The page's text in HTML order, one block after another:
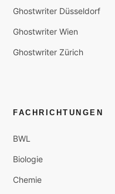
Ghostwriter Düsseldorf
Ghostwriter Wien
Ghostwriter Zürich
FACHRICHTUNGEN
BWL
Biologie
Chemie